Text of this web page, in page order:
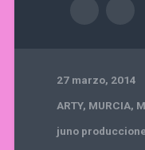
27 marzo, 2014
ARTY, MURCIA,
juno